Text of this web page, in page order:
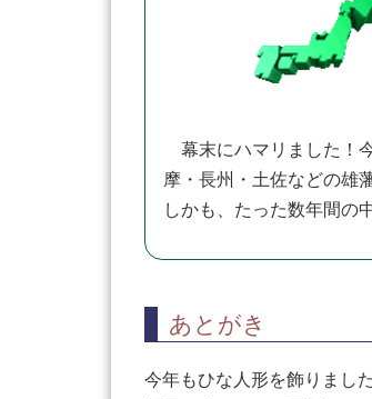
幕末にハマリました！
摩・長州・土佐などの雄
しかも、たった数年間の
あとがき
今年もひな人形を飾りました